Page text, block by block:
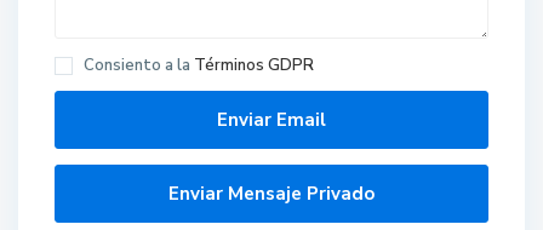
Consiento a la Términos GDPR